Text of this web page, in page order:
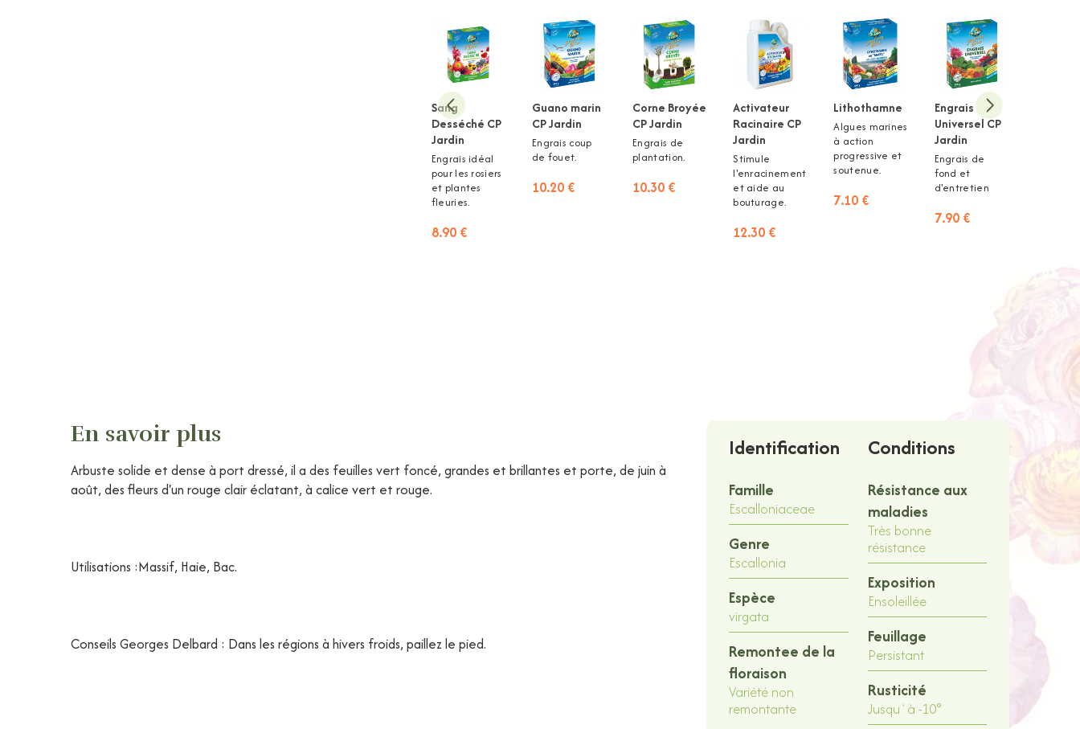
Sang
Desséché CP
Jardin
Engrais idéal
pour les rosiers
et plantes
fleuries.
8.90 €
Guano marin
CP Jardin
Engrais coup
de fouet.
10.20 €
Corne Broyée
CP Jardin
Engrais de
plantation.
10.30 €
Activateur
Racinaire CP
Jardin
Stimule
l'enracinement
et aide au
bouturage.
12.30 €
Lithothamne
Algues marines
à action
progressive et
soutenue.
7.10 €
Engrais
Universel CP
Jardin
Engrais de
fond et
d'entretien
7.90 €
En savoir plus
Arbuste solide et dense à port dressé, il a des feuilles vert foncé, grandes et brillantes et porte, de juin à
août, des fleurs d'un rouge clair éclatant, à calice vert et rouge.
Utilisations :Massif, Haie, Bac.
Conseils Georges Delbard : Dans les régions à hivers froids, paillez le pied.
Identification
Famille
Escalloniaceae
Genre
Escallonia
Espèce
virgata
Remontee de la
floraison
Variété non
remontante
Conditions
Résistance aux
maladies
Très bonne
résistance
Exposition
Ensoleillée
Feuillage
Persistant
Rusticité
Jusqu´à -10°